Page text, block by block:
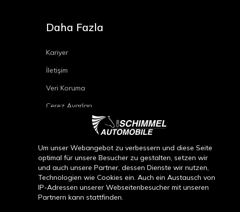
Daha Fazla
Kariyer
İletişim
Veri Koruma
Çerez Ayarları
Yeni Araç Satış Koşulları
İkinci El Araç Satış Koşulları
Parça Satış Koşulları
Um unser Webangebot zu verbessern und diese Seite
optimal für unsere Besucher zu gestalten, setzen wir
und auch unsere Partner, dessen Dienste wir nutzen,
Technologien wie Cookies ein. Auch ein Austausch von
IP-Adressen unserer Webseitenbesucher mit unseren
Partnern kann stattfinden.